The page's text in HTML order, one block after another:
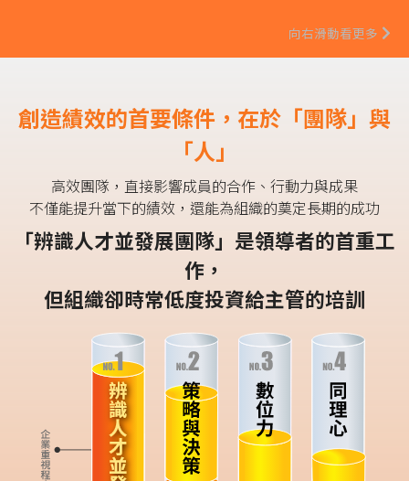
向右滑動看更多
創造績效的首要條件，在於 「團隊」與
「人」
高效團隊，直接影響成員的合作、行動力與成果
不僅能提升當下的績效，還能為組織的奠定長期的成功
「辨識人才並發展團隊」是領導者的首重工
作，
但組織卻時常低度投資給主管的培訓